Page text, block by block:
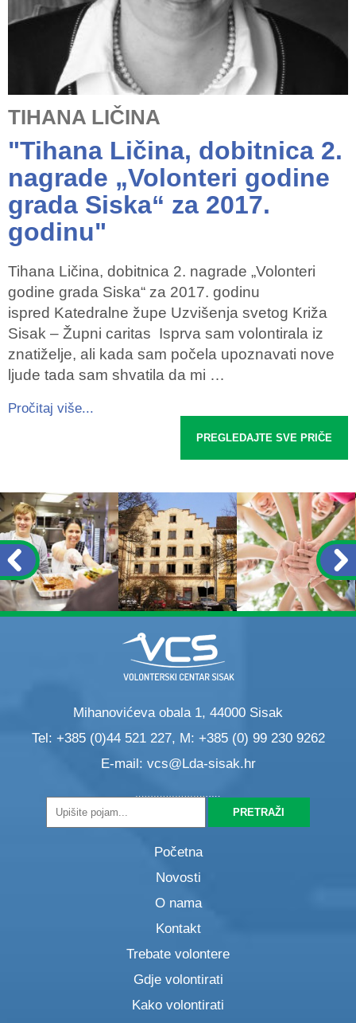
TIHANA LIČINA
"Tihana Ličina, dobitnica 2.
nagrade „Volonteri godine
grada Siska“ za 2017.
godinu"
Tihana Ličina, dobitnica 2. nagrade „Volonteri
godine grada Siska“ za 2017. godinu
ispred Katedralne župe Uzvišenja svetog Križa
Sisak – Župni caritas Isprva sam volontirala iz
znatiželje, ali kada sam počela upoznavati nove
ljude tada sam shvatila da mi …
Pročitaj više...
PREGLEDAJTE SVE PRIČE
Mihanovićeva obala 1, 44000 Sisak
Tel: +385 (0)44 521 227, M: +385 (0) 99 230 9262
E-mail: vcs@Lda-sisak.hr
Početna
Novosti
O nama
Kontakt
Trebate volontere
Gdje volontirati
Kako volontirati